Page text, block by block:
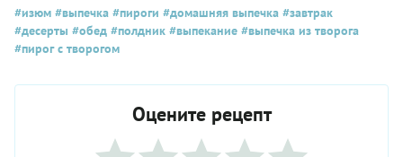
#изюм #выпечка #пироги #домашняя выпечка #завтрак
#десерты #обед #полдник #выпекание #выпечка из творога
#пирог с творогом
Оцените рецепт